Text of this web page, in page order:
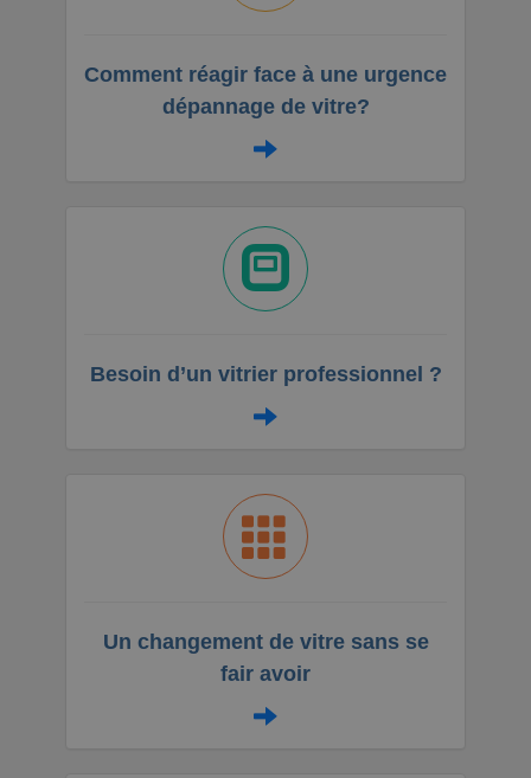
Comment réagir face à une urgence
dépannage de vitre?
Besoin d’un vitrier professionnel ?
Un changement de vitre sans se
fair avoir